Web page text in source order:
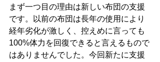
まず一つ目の理由は新しい布団の支援
です。以前の布団は長年の使用により
経年劣化が激しく、控えめに言っても
100%体力を回復できると言えるもので
はありませんでした。今回新たに支援